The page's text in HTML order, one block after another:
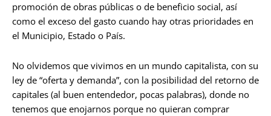
promoción de obras públicas o de beneficio social, así
como el exceso del gasto cuando hay otras prioridades en
el Municipio, Estado o País.
No olvidemos que vivimos en un mundo capitalista, con su
ley de “oferta y demanda”, con la posibilidad del retorno de
capitales (al buen entendedor, pocas palabras), donde no
tenemos que enojarnos porque no quieran comprar